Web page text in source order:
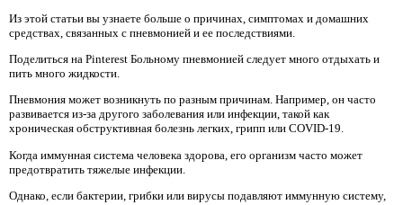
Из этой статьи вы узнаете больше о причинах, симптомах и домашних
средствах, связанных с пневмонией и ее последствиями.
Поделиться на Pinterest Больному пневмонией следует много отдыхать и
пить много жидкости.
Пневмония может возникнуть по разным причинам. Например, он часто
развивается из-за другого заболевания или инфекции, такой как
хроническая обструктивная болезнь легких, грипп или COVID-19.
Когда иммунная система человека здорова, его организм часто может
предотвратить тяжелые инфекции.
Однако, если бактерии, грибки или вирусы подавляют иммунную систему,